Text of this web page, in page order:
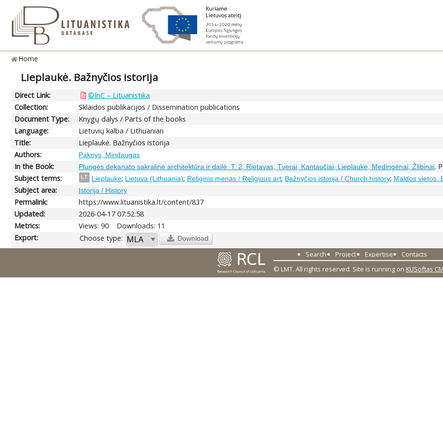
Home
Lieplaukė. Bažnyčios istorija
Direct Link:
©InC – Lituanistika
Collection:
Sklaidos publikacijos / Dissemination publications
Document Type:
Knygų dalys / Parts of the books
Language:
Lietuvių kalba / Lithuanian
Title:
Lieplaukė. Bažnyčios istorija
Authors:
Paknys, Mindaugas
In the Book: Plungės dekanato sakralinė architektūra ir dailė. T. 2, Rietavas, Tverai, Kantaučiai, Lieplaukė, Medingėnai, Žlibinai.
Subject terms:
LT Lieplaukė; Lietuva (Lithuania); Religinis menas / Religious art; Bažnyčios istorija / Church history; Maldos vietos.
Subject area: Istorija / History
Permalink:
https://www.lituanistika.lt/content/837
Updated:
2026-04-17 07:52:58
Metrics:
Views: 90
Downloads: 11
Export:
Choose type: Download
Search Project Expertise
Contacts
© LMT. All rights reserved. Site is running on KUSoftas